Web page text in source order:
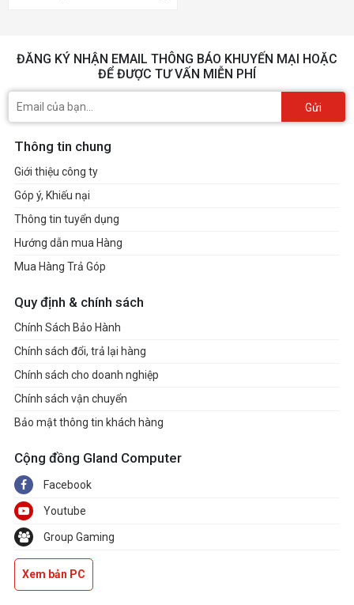
ĐĂNG KÝ NHẬN EMAIL THÔNG BÁO KHUYẾN MẠI HOẶC
ĐỂ ĐƯỢC TƯ VẤN MIỄN PHÍ
Gửi
Thông tin chung
Giới thiệu công ty
Góp ý, Khiếu nại
Thông tin tuyển dụng
Hướng dẫn mua Hàng
Mua Hàng Trả Góp
Quy định & chính sách
Chính Sách Bảo Hành
Chính sách đổi, trả lại hàng
Chính sách cho doanh nghiệp
Chính sách vận chuyển
Bảo mật thông tin khách hàng
Cộng đồng Gland Computer
Facebook
Youtube
Group Gaming
Xem bản PC